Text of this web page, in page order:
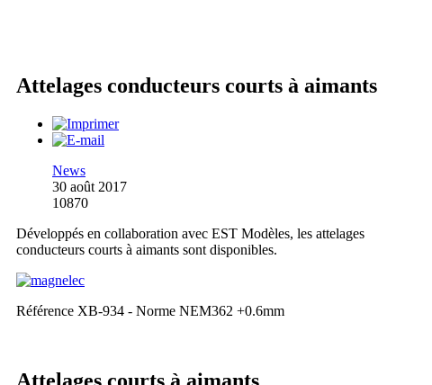
Attelages conducteurs courts à aimants
News
30 août 2017
10870
Développés en collaboration avec EST Modèles, les attelages
conducteurs courts à aimants sont disponibles.
Référence XB-934 - Norme NEM362 +0.6mm